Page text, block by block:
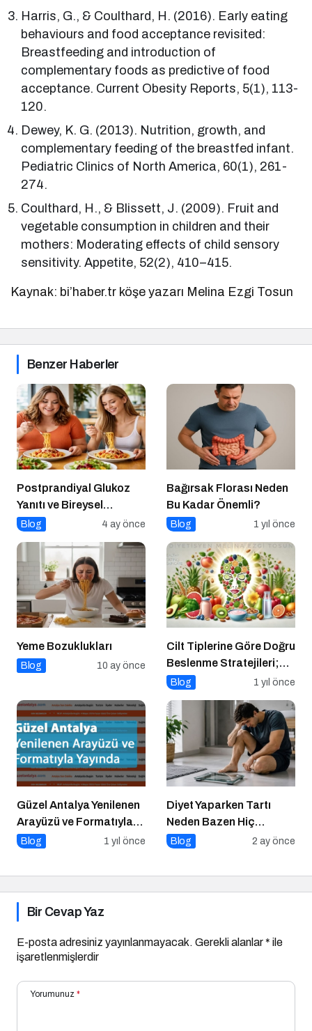
Harris, G., & Coulthard, H. (2016). Early eating
behaviours and food acceptance revisited:
Breastfeeding and introduction of
complementary foods as predictive of food
acceptance. Current Obesity Reports, 5(1), 113-
120.
Dewey, K. G. (2013). Nutrition, growth, and
complementary feeding of the breastfed infant.
Pediatric Clinics of North America, 60(1), 261-
274.
Coulthard, H., & Blissett, J. (2009). Fruit and
vegetable consumption in children and their
mothers: Moderating effects of child sensory
sensitivity. Appetite, 52(2), 410–415.
Kaynak: bi’haber.tr köşe yazarı Melina Ezgi Tosun
Benzer Haberler
Postprandiyal Glukoz
Yanıtı ve Bireysel
Farklılıklar
Blog 4 ay önce
Bağırsak Florası Neden
Bu Kadar Önemli?
Blog 1 yıl önce
Yeme Bozuklukları
Blog 10 ay önce
Cilt Tiplerine Göre Doğru
Beslenme Stratejileri;
Genç ve Parlak Cilt İçin
Blog 1 yıl önce
Güzel Antalya Yenilenen
Arayüzü ve Formatıyla
Yayında
Blog 1 yıl önce
Diyet Yaparken Tartı
Neden Bazen Hiç
Oynamaz?
Blog 2 ay önce
Bir Cevap Yaz
E-posta adresiniz yayınlanmayacak. Gerekli alanlar* ile
işaretlenmişlerdir
Yorumunuz *